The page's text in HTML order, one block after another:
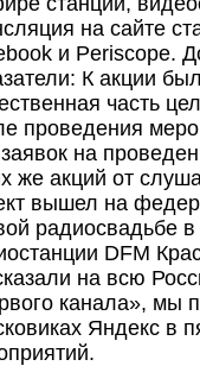
на сайте
и Periscope.
К акции
часть
проведения
на
же акций от
вышел на
радиосвадьбе
DFM
на всю
канала», мы
Яндекс в